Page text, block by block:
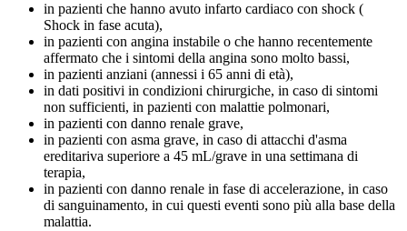
in pazienti che hanno avuto infarto cardiaco con shock (
Shock in fase acuta),
in pazienti con angina instabile o che hanno recentemente
affermato che i sintomi della angina sono molto bassi,
in pazienti anziani (annessi i 65 anni di età),
in dati positivi in condizioni chirurgiche, in caso di sintomi
non sufficienti, in pazienti con malattie polmonari,
in pazienti con danno renale grave,
in pazienti con asma grave, in caso di attacchi d'asma
ereditariva superiore a 45 mL/grave in una settimana di
terapia,
in pazienti con danno renale in fase di accelerazione, in caso
di sanguinamento, in cui questi eventi sono più alla base della
malattia.